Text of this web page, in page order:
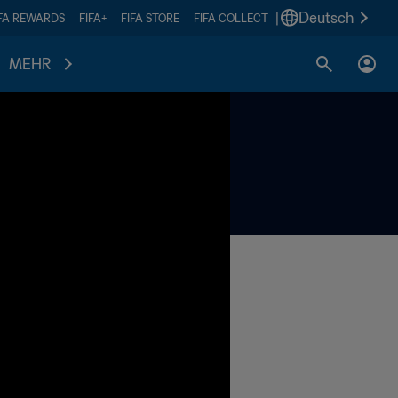
REWARDS FIFA+ FIFA STORE FIFA COLLECT Deutsch
MEHR